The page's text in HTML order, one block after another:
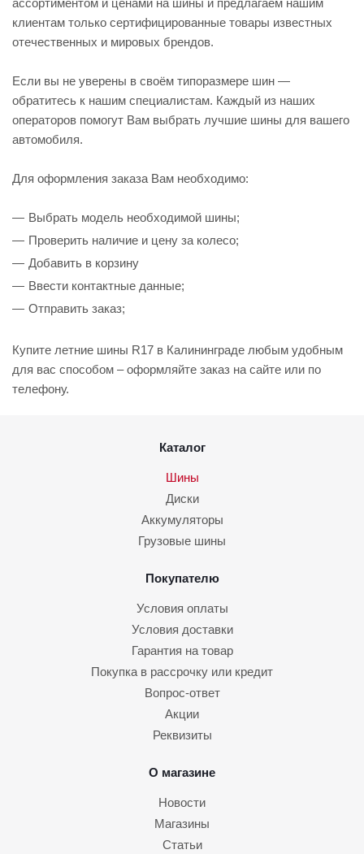
ассортиментом и ценами на шины и предлагаем нашим
клиентам только сертифицированные товары известных
отечественных и мировых брендов.
Если вы не уверены в своём типоразмере шин —
обратитесь к нашим специалистам. Каждый из наших
операторов помогут Вам выбрать лучшие шины для вашего
автомобиля.
Для оформления заказа Вам необходимо:
Выбрать модель необходимой шины;
Проверить наличие и цену за колесо;
Добавить в корзину
Ввести контактные данные;
Отправить заказ;
Купите летние шины R17 в Калининграде любым удобным
для вас способом – оформляйте заказ на сайте или по
телефону.
Каталог
Шины
Диски
Аккумуляторы
Грузовые шины
Покупателю
Условия оплаты
Условия доставки
Гарантия на товар
Покупка в рассрочку или кредит
Вопрос-ответ
Акции
Реквизиты
О магазине
Новости
Магазины
Статьи